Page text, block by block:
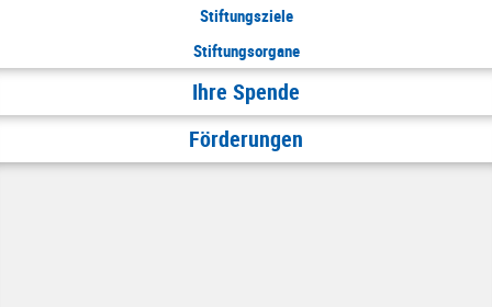
Stiftungsziele
Stiftungsorgane
Ihre Spende
Förderungen